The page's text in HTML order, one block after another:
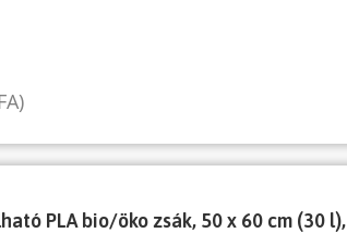
PLA bio/öko zsák, 50 x 60 cm (30 l),